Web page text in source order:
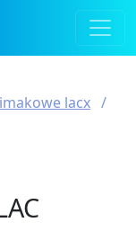
lacx